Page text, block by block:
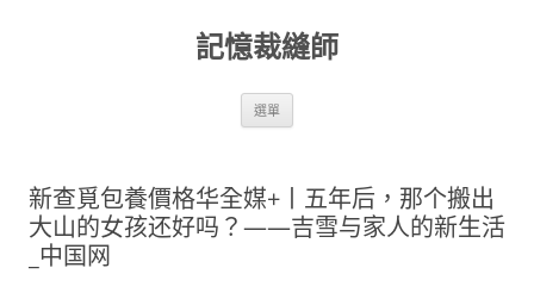
記憶裁縫師
選單
新查覓包養價格华全媒+丨五年后，那个搬出
大山的女孩还好吗？——吉雪与家人的新生活
_中国网